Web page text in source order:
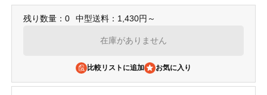
残り数量：0 中型送料：1,430円～
在庫がありません
比較リストに追加